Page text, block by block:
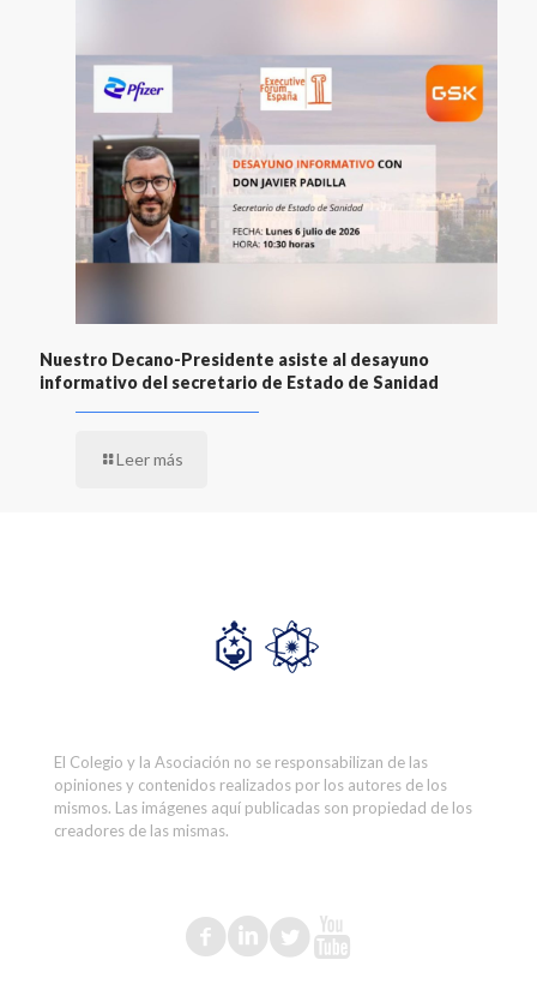
Nuestro Decano-Presidente asiste al desayuno
informativo del secretario de Estado de Sanidad
Leer más
El Colegio y la Asociación no se responsabilizan de las
opiniones y contenidos realizados por los autores de los
mismos. Las imágenes aquí publicadas son propiedad de los
creadores de las mismas.